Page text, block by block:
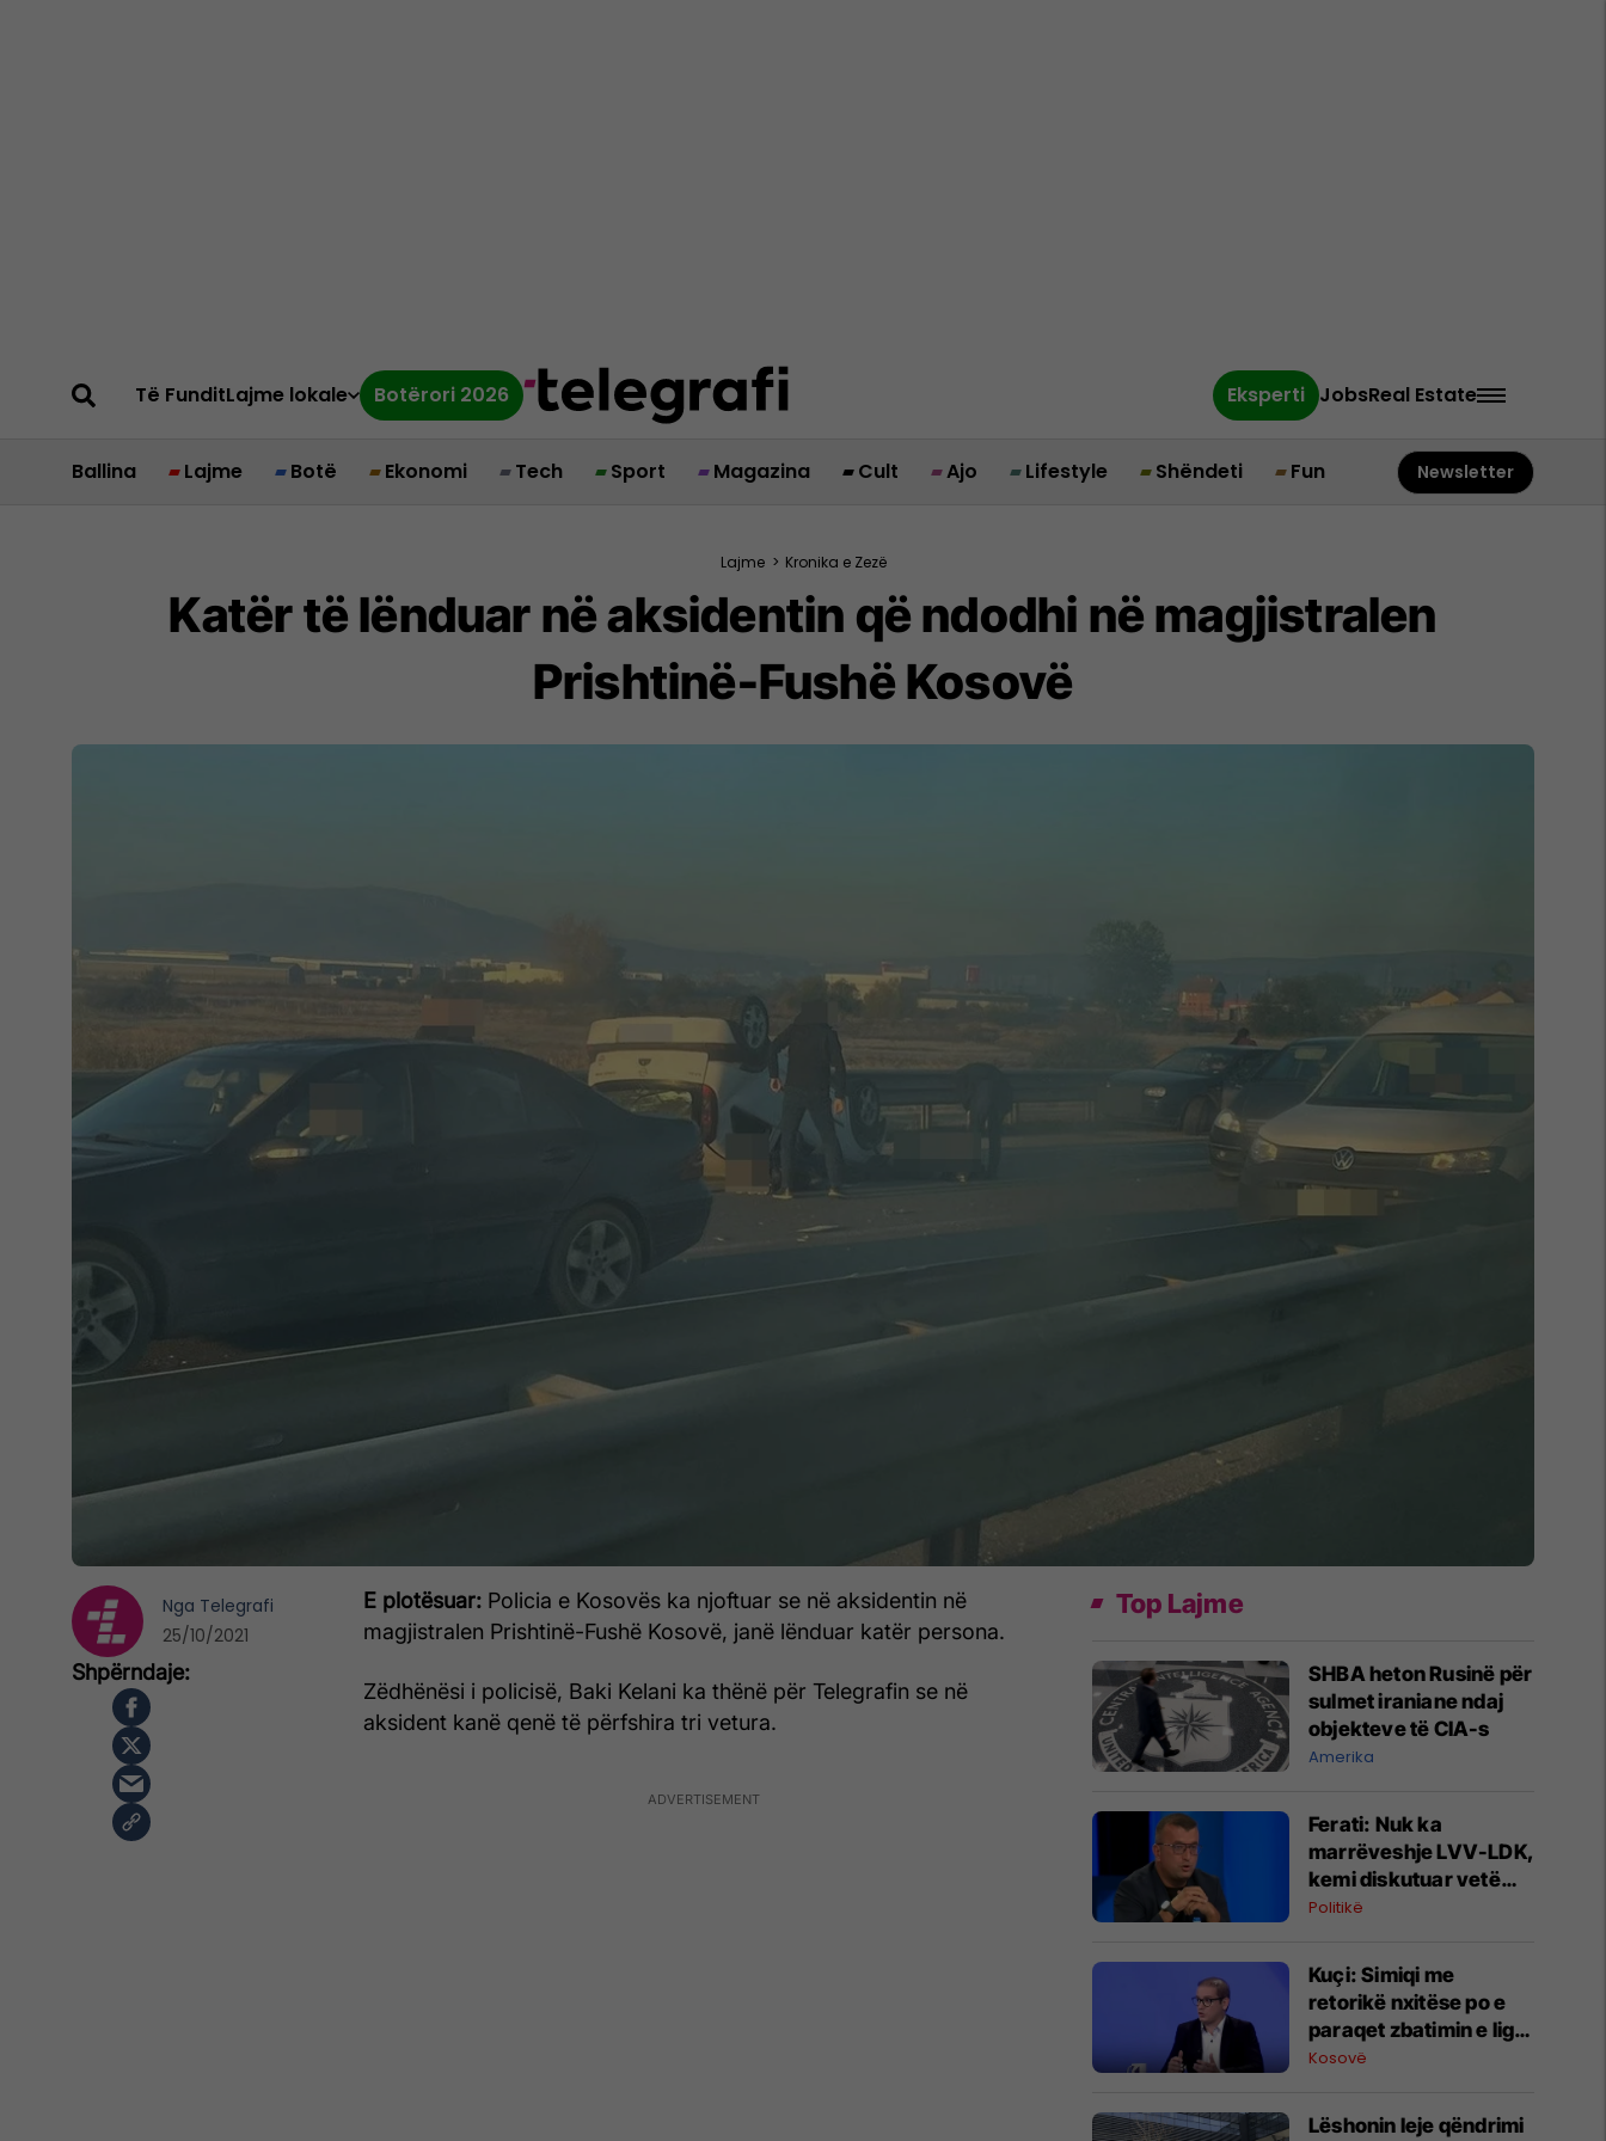
Të FunditLajme lokale Botërori 2026 Eksperti JobsReal Estate
Ballina Lajme Botë Ekonomi Tech Sport Magazina Cult Ajo Lifestyle Shëndeti Fun Newsletter
Lajme > Kronika e Zezë
Katër të lënduar në aksidentin që ndodhi në magjistralen
Prishtinë-Fushë Kosovë
E plotësuar: Policia e Kosovës ka njoftuar se në aksidentin në
magjistralen Prishtinë-Fushë Kosovë, janë lënduar katër persona.
Zëdhënësi i policisë, Baki Kelani ka thënë për Telegrafin se në
aksident kanë qenë të përfshira tri vetura.
Nga Telegrafi
25/10/2021
Top Lajme
SHBA heton Rusinë për
sulmet iraniane ndaj
objekteve të CIA-s
Amerika
Ferati: Nuk ka
marrëveshje LVV-LDK,
kemi diskutuar vetëm
për parime
Politikë
Kuçi: Simiqi me
retorikë nxitëse po e
paraqet zbatimin e ligjit
në veri si "spastrim
Kosovë
Lëshonin leje qëndrimi